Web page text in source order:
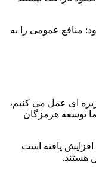
منافع عمومی را به
ای عمل می کنیم،
توسعه هرمزگان
افزایش یافته است